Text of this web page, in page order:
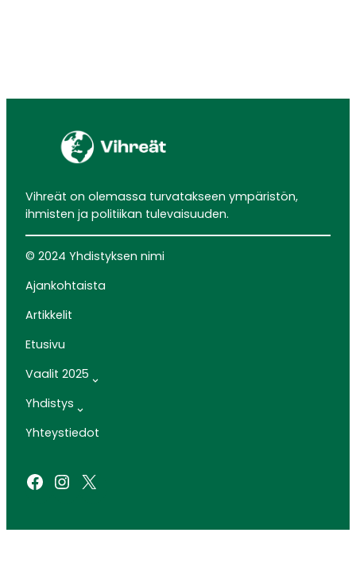
Vihreät on olemassa turvatakseen ympäristön,
ihmisten ja politiikan tulevaisuuden.
© 2024 Yhdistyksen nimi
Ajankohtaista
Artikkelit
Etusivu
Vaalit 2025
Yhdistys
Yhteystiedot
Facebook Instagram X